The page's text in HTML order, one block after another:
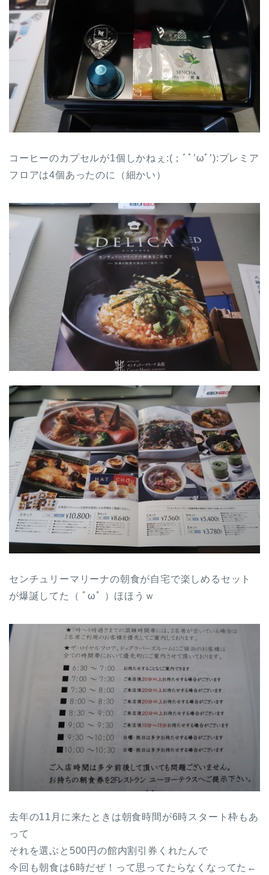
コーヒーのカプセルが1個しかねぇ:(；ﾞﾟ’ωﾟ’):プレミア
フロアは4個あったのに（細かい）
センチュリーマリーナの朝食が自宅で楽しめるセット
が爆誕してた（ ﾟωﾟ ）ほほうｗ
去年の11月に来たときは朝食時間が6時スタート枠もあ
って
それを選ぶと500円の館内割引券くれたんで
今回も朝食は6時だぜ！って思ってたらなくなってた←